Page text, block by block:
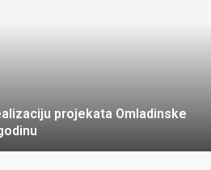
projekata Omladinske